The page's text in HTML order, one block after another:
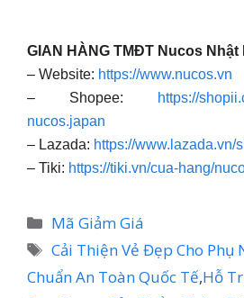
GIAN HÀNG TMĐT Nucos Nhật
– Website: https://www.nucos.vn
– Shopee:
https://
nucos.japan
– Lazada: https://www.lazada.vn/
– Tiki: https://tiki.vn/cua-hang/
Danh
mục
Mã Giảm Giá
Thẻ
Cải Thiện Vẻ Đẹp Cho Phụ
Chuẩn An Toàn Quốc Tế,Hỗ